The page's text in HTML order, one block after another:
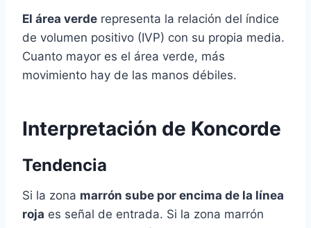
El área verde representa la relación del índice
de volumen positivo (IVP) con su propia media.
Cuanto mayor es el área verde, más
movimiento hay de las manos débiles.
Interpretación de Koncorde
Tendencia
Si la zona marrón sube por encima de la línea
roja es señal de entrada. Si la zona marrón